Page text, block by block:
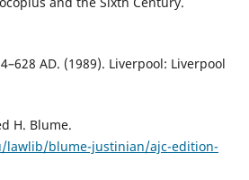
AD. (1989). Liverpool: Liverpool
H. Blume.
lawlib/blume-justinian/ajc-edition-